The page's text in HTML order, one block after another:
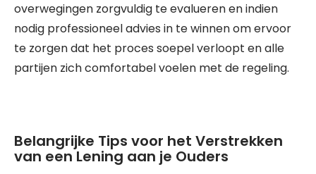
overwegingen zorgvuldig te evalueren en indien
nodig professioneel advies in te winnen om ervoor
te zorgen dat het proces soepel verloopt en alle
partijen zich comfortabel voelen met de regeling.
Belangrijke Tips voor het Verstrekken
van een Lening aan je Ouders